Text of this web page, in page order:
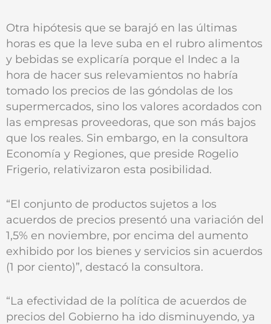
Otra hipótesis que se barajó en las últimas
horas es que la leve suba en el rubro alimentos
y bebidas se explicaría porque el Indec a la
hora de hacer sus relevamientos no habría
tomado los precios de las góndolas de los
supermercados, sino los valores acordados con
las empresas proveedoras, que son más bajos
que los reales. Sin embargo, en la consultora
Economía y Regiones, que preside Rogelio
Frigerio, relativizaron esta posibilidad.
“El conjunto de productos sujetos a los
acuerdos de precios presentó una variación del
1,5% en noviembre, por encima del aumento
exhibido por los bienes y servicios sin acuerdos
(1 por ciento)”, destacó la consultora.
“La efectividad de la política de acuerdos de
precios del Gobierno ha ido disminuyendo, ya